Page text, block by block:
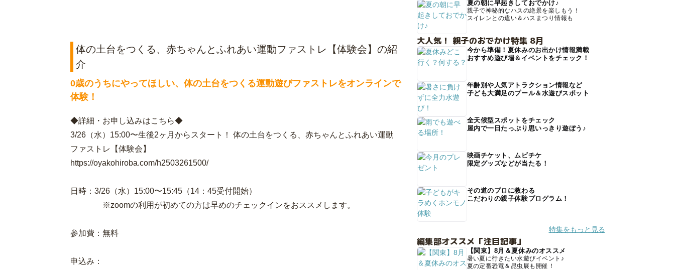
体の土台をつくる、赤ちゃんとふれあい運動ファストレ【体験会】の紹
介
0歳のうちにやってほしい、体の土台をつくる運動遊びファストレをオンラインで
体験！
◆詳細・お申し込みはこちら◆
3/26（水）15:00〜生後2ヶ月からスタート！ 体の土台をつくる、赤ちゃんとふれあい運動
ファストレ【体験会】
https://oyakohiroba.com/h2503261500/
日時：3/26（水）15:00〜15:45（14：45受付開始）
※zoomの利用が初めての方は早めのチェックインをおススメします。
参加費：無料
申込み：
夏の朝に早起きしておでかけ♪
親子で神秘的なハスの絶景を楽しもう！
スイレンとの違い＆ハスまつり情報も
大人気！ 親子のおでかけ特集 8月
今から準備！夏休みのお出かけ情報満載
おすすめ遊び場＆イベントをチェック！
年齢別や人気アトラクション情報など
子ども大満足のプール＆水遊びスポット
全天候型スポットをチェック
屋内で一日たっぷり思いっきり遊ぼう♪
映画チケット、ムビチケ
限定グッズなどが当たる！
その道のプロに教わる
こだわりの親子体験プログラム！
特集をもっと見る
編集部オススメ「注目記事」
【関東】8月＆夏休みのオススメ
暑い夏に行きたい水遊びイベント♪
夏の定番恐竜＆昆虫展も開催！